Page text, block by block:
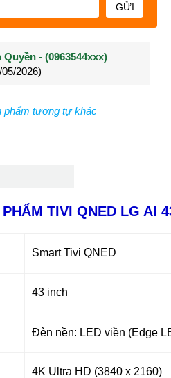
GỬI
- (0963544xxx)
2026)
Long - (0902021xxx)
2026)
phẩm tương tự khác
TIVI QNED LG AI
Smart Tivi QNED
43 inch
Đèn nền: LED viền (Edge
4K Ultra HD (3840 x 2160)